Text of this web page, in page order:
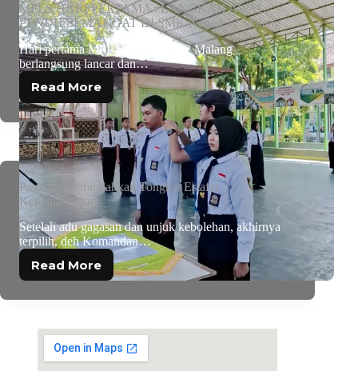
MPLS HARI PERTAMA : LANGKAH AWAL
PENUH SEMANGAT DI SMK Negeri 12 Malang
Hari pertama MPLS di SMKN 12 Malang
berlangsung lancar dan…
Read More
Pasastra Memindahkan Tongkat Estafet
Kepemimpinan
Setelah adu gagasan dan unjuk kebolehan, akhirnya
terpilih, deh Komandan…
Read More